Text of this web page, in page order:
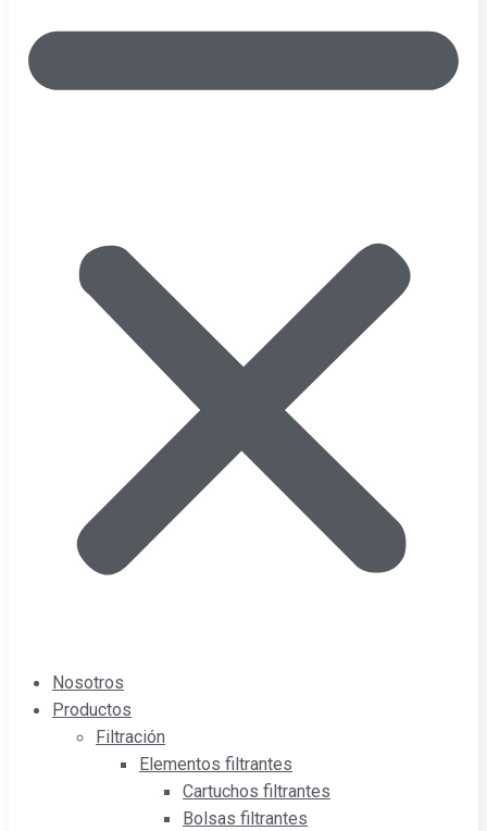
Nosotros
Productos
Filtración
Elementos filtrantes
Cartuchos filtrantes
Bolsas filtrantes